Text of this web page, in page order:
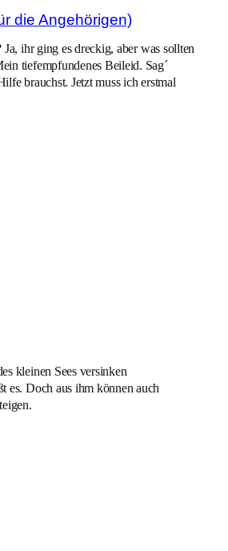
die Angehörigen)
Ja, ihr ging es dreckig, aber was sollten
tiefempfundenes Beileid. Sag´
brauchst. Jetzt muss ich erstmal
kleinen Sees versinken
es. Doch aus ihm können auch